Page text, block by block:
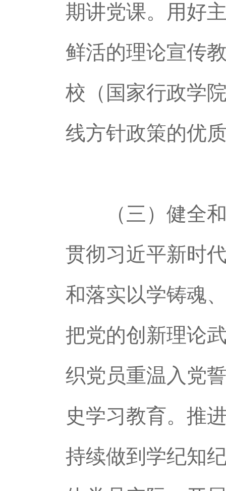
期讲党课。用好
鲜活的理论宣传
校（国家行政学
线方针政策的优
（三）健全和
贯彻习近平新时
和落实以学铸魂
把党的创新理论
织党员重温入党
史学习教育。推
持续做到学纪知